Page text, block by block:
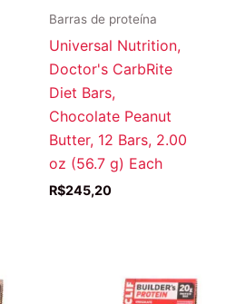
Barras de proteína
Universal Nutrition,
Doctor's CarbRite
Diet Bars,
Chocolate Peanut
Butter, 12 Bars, 2.00
oz (56.7 g) Each
R$245,20